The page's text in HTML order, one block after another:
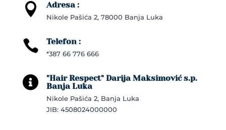
 Adresa :
Nikole Pašića 2, 78000 Banja Luka
 Telefon :
*387 66 776 666

"Hair Respect" Darija Maksimović s.p.
Banja Luka
Nikole Pašića 2, Banja Luka
JIB: 4508024000000